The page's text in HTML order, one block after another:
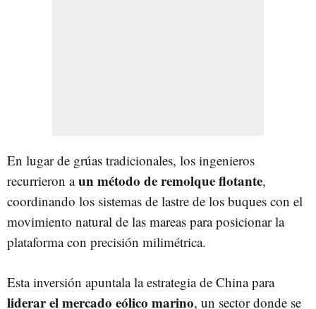
En lugar de grúas tradicionales, los ingenieros
recurrieron aun método de remolque flotante,
coordinando los sistemas de lastre de los buques con el
movimiento natural de las mareas para posicionar la
plataforma con precisión milimétrica.
Esta inversión apuntala la estrategia de China para
liderar el mercado eólico marino, un sector donde se